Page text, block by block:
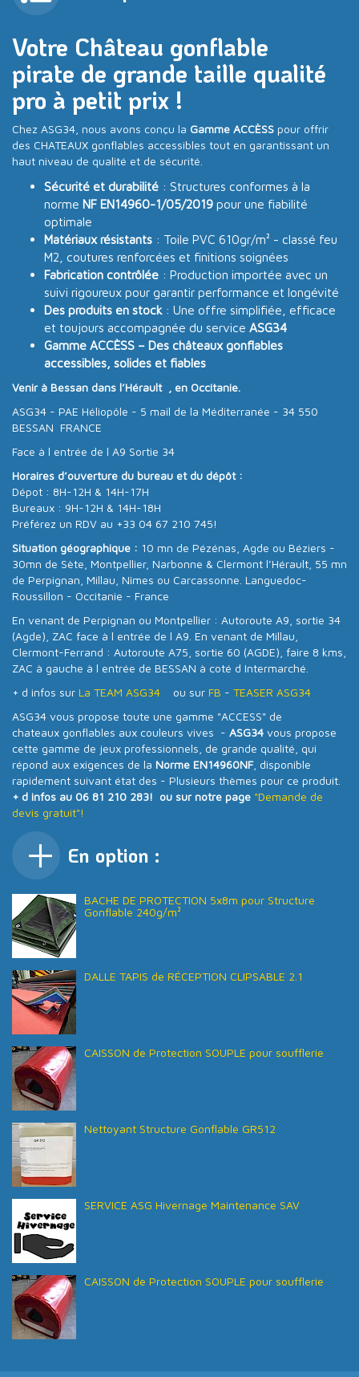
Votre Château gonflable
pirate de grande taille qualité
pro à petit prix !
Chez ASG34, nous avons conçu la Gamme ACCÈSS pour offrir
des CHATEAUX gonflables accessibles tout en garantissant un
haut niveau de qualité et de sécurité.
Sécurité et durabilité : Structures conformes à la
norme NF EN14960-1/05/2019 pour une fiabilité
optimale
Matériaux résistants : Toile PVC 610gr/m² - classé feu
M2, coutures renforcées et finitions soignées
Fabrication contrôlée : Production importée avec un
suivi rigoureux pour garantir performance et longévité
Des produits en stock: Une offre simplifiée, efficace
et toujours accompagnée du service ASG34
Gamme ACCÈSS – Des châteaux gonflables
accessibles, solides et fiables
Venir à Bessan dans l’Hérault , en Occitanie.
ASG34 - PAE Héliopôle - 5 mail de la Méditerranée - 34 550
BESSAN FRANCE
Face à l entrée de l A9 Sortie 34
Horaires d’ouverture du bureau et du dépôt :
Dépot : 8H-12H & 14H-17H
Bureaux : 9H-12H & 14H-18H
Préférez un RDV au +33 04 67 210 745!
Situation géographique : 10 mn de Pézénas, Agde ou Béziers -
30mn de Sète, Montpellier, Narbonne & Clermont l’Hérault, 55 mn
de Perpignan, Millau, Nîmes ou Carcassonne. Languedoc-
Roussillon - Occitanie - France
En venant de Perpignan ou Montpellier : Autoroute A9, sortie 34
(Agde), ZAC face à l entrée de l A9. En venant de Millau,
Clermont-Ferrand : Autoroute A75, sortie 60 (AGDE), faire 8 kms,
ZAC à gauche à l entrée de BESSAN à coté d Intermarché.
+ d infos sur La TEAM ASG34 ou sur FB - TEASER ASG34
ASG34 vous propose toute une gamme "ACCESS" de
chateaux gonflables aux couleurs vives - ASG34 vous propose
cette gamme de jeux professionnels, de grande qualité, qui
répond aux exigences de la Norme EN14960NF, disponible
rapidement suivant état des - Plusieurs thèmes pour ce produit.
+ d infos au 06 81 210 283! ou sur notre page "Demande de
devis gratuit"!
En option :
BACHE DE PROTECTION 5x8m pour Structure
Gonflable 240g/m²
DALLE TAPIS de RÉCEPTION CLIPSABLE 2.1
CAISSON de Protection SOUPLE pour soufflerie
Nettoyant Structure Gonflable GR512
SERVICE ASG Hivernage Maintenance SAV
CAISSON de Protection SOUPLE pour soufflerie